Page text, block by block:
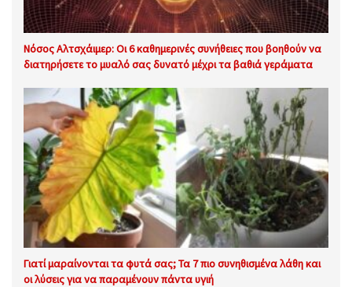
Νόσος Αλτσχάιμερ: Οι 6 καθημερινές συνήθειες που βοηθούν να
διατηρήσετε το μυαλό σας δυνατό μέχρι τα βαθιά γεράματα
Γιατί μαραίνονται τα φυτά σας; Τα 7 πιο συνηθισμένα λάθη και
οι λύσεις για να παραμένουν πάντα υγιή